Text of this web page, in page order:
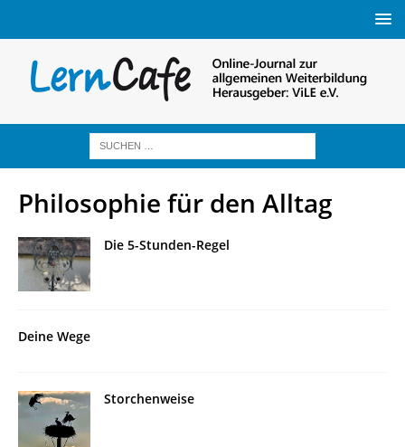
Philosophie für den Alltag
Die 5-Stunden-Regel
Deine Wege
Storchenweise